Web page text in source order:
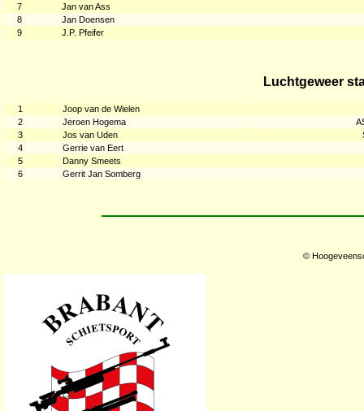
7
Jan van Ass
8
Jan Doensen
9
J.P. Pfeifer
Luchtgeweer
1
Joop van de Wielen
2
Jeroen Hogema
3
Jos van Uden
4
Gerrie van Eert
5
Danny Smeets
6
Gerrit Jan Somberg
©